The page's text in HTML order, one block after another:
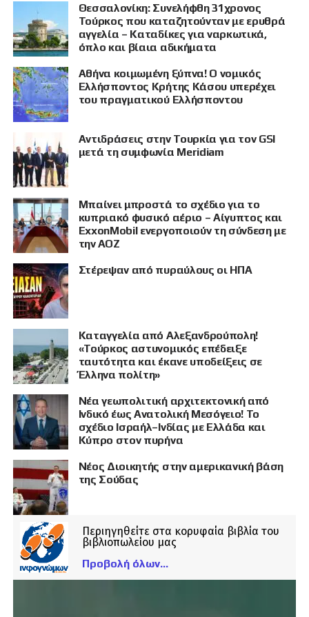
Θεσσαλονίκη: Συνελήφθη 31χρονος
Τούρκος που καταζητούνταν με ερυθρά
αγγελία – Καταδίκες για ναρκωτικά,
όπλο και βίαια αδικήματα
Αθήνα κοιμωμένη ξύπνα! Ο νομικός
Ελλήσποντος Κρήτης Κάσου υπερέχει
του πραγματικού Ελλήσποντου
Αντιδράσεις στην Τουρκία για τον GSI
μετά τη συμφωνία Meridiam
Μπαίνει μπροστά το σχέδιο για το
κυπριακό φυσικό αέριο – Αίγυπτος και
ExxonMobil ενεργοποιούν τη σύνδεση με
την ΑΟΖ
Στέρεψαν από πυραύλους οι ΗΠΑ
Καταγγελία από Αλεξανδρούπολη!
«Τούρκος αστυνομικός επέδειξε
ταυτότητα και έκανε υποδείξεις σε
Έλληνα πολίτη»
Νέα γεωπολιτική αρχιτεκτονική από
Ινδικό έως Ανατολική Μεσόγειο! Το
σχέδιο Ισραήλ–Ινδίας με Ελλάδα και
Κύπρο στον πυρήνα
Νέος Διοικητής στην αμερικανική βάση
της Σούδας
Περιηγηθείτε στα κορυφαία βιβλία του
βιβλιοπωλείου μας
Προβολή όλων